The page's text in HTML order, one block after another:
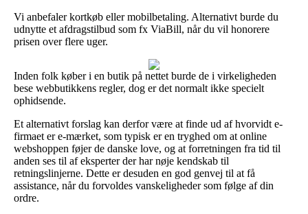
Vi anbefaler kortkøb eller mobilbetaling. Alternativt burde du
udnytte et afdragstilbud som fx ViaBill, når du vil honorere
prisen over flere uger.
Inden folk køber i en butik på nettet burde de i virkeligheden
bese webbutikkens regler, dog er det normalt ikke specielt
ophidsende.
Et alternativt forslag kan derfor være at finde ud af hvorvidt e-
firmaet er e-mærket, som typisk er en tryghed om at online
webshoppen føjer de danske love, og at forretningen fra tid til
anden ses til af eksperter der har nøje kendskab til
retningslinjerne. Dette er desuden en god genvej til at få
assistance, når du forvoldes vanskeligheder som følge af din
ordre.